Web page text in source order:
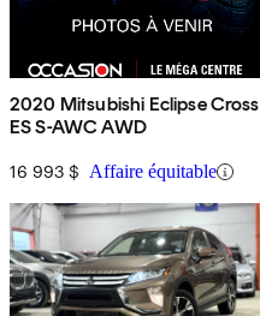
2020 Mitsubishi Eclipse Cross
ES S-AWC AWD
16 993 $ Affaire équitable